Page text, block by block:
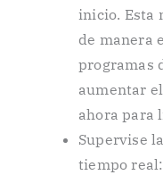
inicio. Esta
de manera
programas
aumentar
ahora para
Supervise
tiempo